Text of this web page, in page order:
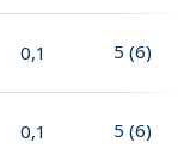
0,1 5 (6)
0,1 5 (6)